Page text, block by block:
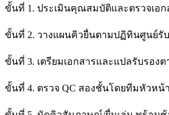
ขั้นที่ 1. ประเมินคุณสมบัติและตรวจเอก
ขั้นที่ 2. วางแผนคิวยื่นตามปฏิทินศูนย์รั
ขั้นที่ 3. เตรียมเอกสารและแปลรับรอง
ขั้นที่ 4. ตรวจ QC สองชั้นโดยทีมหัวหน้